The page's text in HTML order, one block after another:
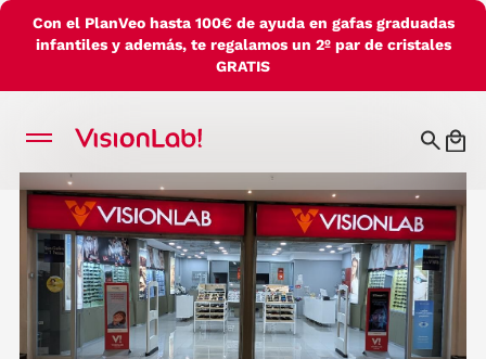
Con el PlanVeo hasta 100€ de ayuda en gafas graduadas
infantiles y además, te regalamos un 2º par de cristales
GRATIS